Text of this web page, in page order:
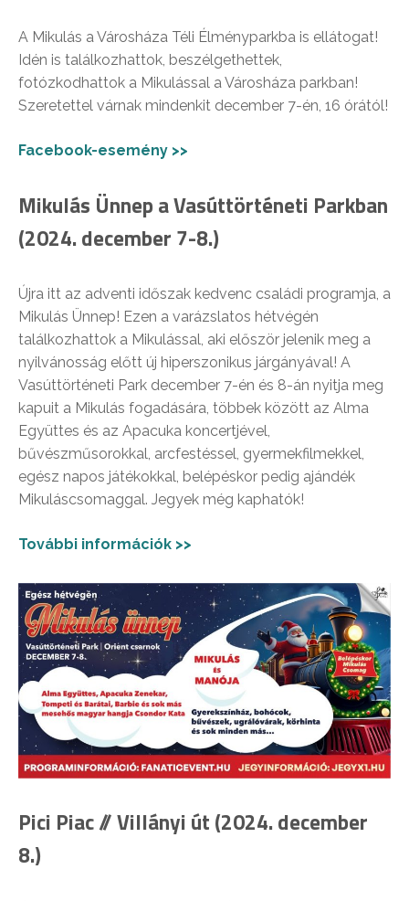
A Mikulás a Városháza Téli Élményparkba is ellátogat!
Idén is találkozhattok, beszélgethettek,
fotózkodhattok a Mikulással a Városháza parkban!
Szeretettel várnak mindenkit december 7-én, 16 órától!
Facebook-esemény >>
Mikulás Ünnep a Vasúttörténeti Parkban
(2024. december 7-8.)
Újra itt az adventi időszak kedvenc családi programja, a
Mikulás Ünnep! Ezen a varázslatos hétvégén
találkozhattok a Mikulással, aki először jelenik meg a
nyilvánosság előtt új hiperszonikus járgányával! A
Vasúttörténeti Park december 7-én és 8-án nyitja meg
kapuit a Mikulás fogadására, többek között az Alma
Együttes és az Apacuka koncertjével,
bűvészműsorokkal, arcfestéssel, gyermekfilmekkel,
egész napos játékokkal, belépéskor pedig ajándék
Mikuláscsomaggal. Jegyek még kaphatók!
További információk >>
Pici Piac // Villányi út (2024. december
8.)